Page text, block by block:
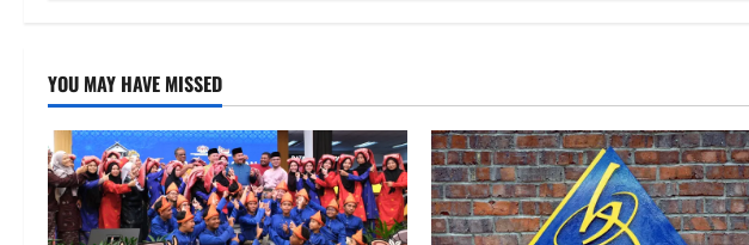
YOU MAY HAVE MISSED